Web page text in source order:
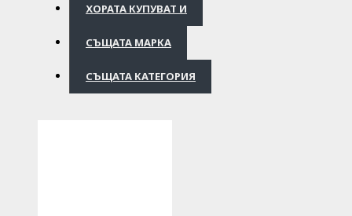
ХОРАТА КУПУВАТ И
СЪЩАТА МАРКА
СЪЩАТА КАТЕГОРИЯ